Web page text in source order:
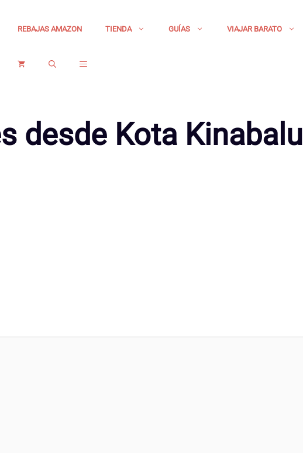
REBAJAS AMAZON TIENDA GUÍAS VIAJAR BARATO
desde Kota Kinabalu